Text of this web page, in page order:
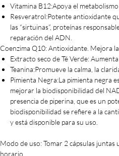
Vitamina B12:Apoya el
Resveratrol:Potente antioxidante
las “sirtuinas”, proteínas
reparación del ADN.
Coenzima Q10: Antioxidante. Mejora
Extracto seco de Té Verde:
Teanina:Promueve la calma, la
Pimienta Negra:La pimienta negra
mejorar la biodisponibilidad del
presencia de piperina, que es un
biodisponibilidad se refiere a la
y está disponible para su uso.
Modo de uso: Tomar 2 cápsulas juntas
horario.